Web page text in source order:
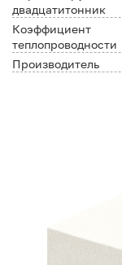
двадцатитонник
Коэффициент
теплопроводности
Производитель